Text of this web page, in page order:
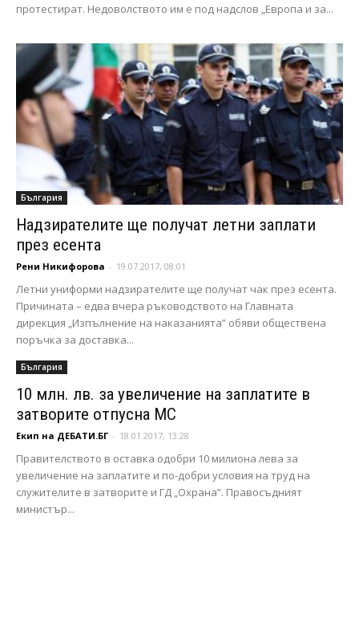
протестират. Недоволството им е под надслов „Европа и за...
България
Надзирателите ще получат летни заплати
през есента
Рени Никифорова - 19.07.2017, 08:01
Летни униформи надзирателите ще получат чак през есента.
Причината – едва вчера ръководството на Главната
дирекция „Изпълнение на наказанията” обяви обществена
поръчка за доставка...
България
10 млн. лв. за увеличение на заплатите в
затворите отпусна МС
Екип на ДЕБАТИ.БГ - 18.01.2017, 13:28
Правителството в оставка одобри 10 милиона лева за
увеличение на заплатите и по-добри условия на труд на
служителите в затворите и ГД „Охрана”. Правосъдният
министър...